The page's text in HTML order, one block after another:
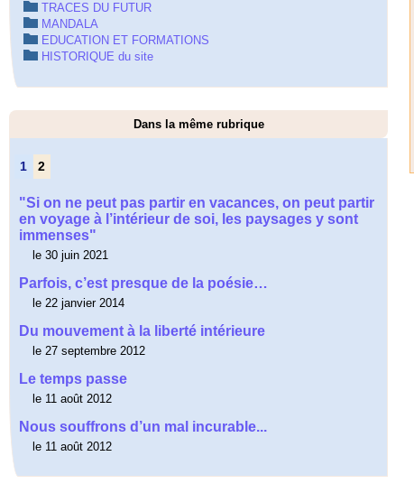
TRACES DU FUTUR
MANDALA
EDUCATION ET FORMATIONS
HISTORIQUE du site
Dans la même rubrique
1 2
"Si on ne peut pas partir en vacances, on peut partir
en voyage à l’intérieur de soi, les paysages y sont
immenses"
le 30 juin 2021
Parfois, c’est presque de la poésie…
le 22 janvier 2014
Du mouvement à la liberté intérieure
le 27 septembre 2012
Le temps passe
le 11 août 2012
Nous souffrons d’un mal incurable...
le 11 août 2012